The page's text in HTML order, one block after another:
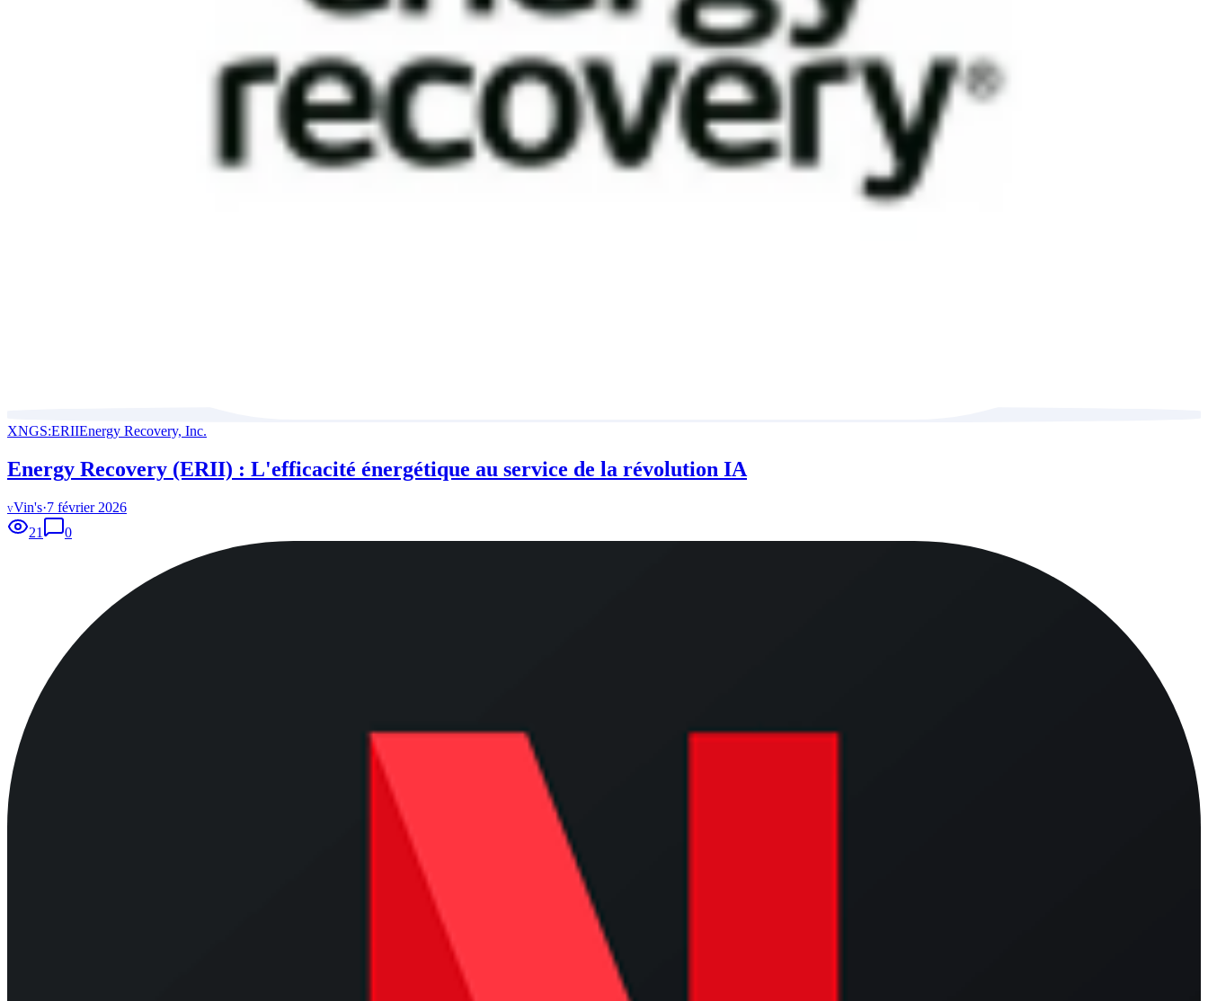
XNGS:ERIIEnergy Recovery, Inc.
Energy Recovery (ERII) : L'efficacité énergétique au service de la révolution IA
VVin's·7 février 2026
21
0